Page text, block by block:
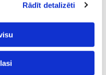
Rādīt detalizēti